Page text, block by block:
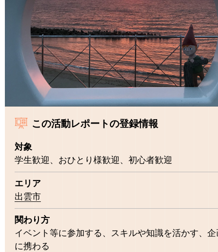
この活動レポートの登録情報
対象
学生歓迎、おひとり様歓迎、初心者歓迎
エリア
出雲市
関わり方
イベント等に参加する、スキルや知識を活かす、
に携わる